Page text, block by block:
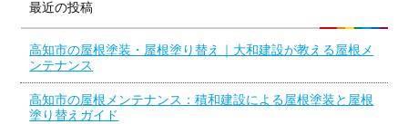
最近の投稿
高知市の屋根塗装・屋根塗り替え｜大和建設が教える屋根メ
ンテナンス
高知市の屋根メンテナンス：積和建設による屋根塗装と屋根
塗り替えガイド